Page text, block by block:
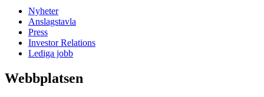
Nyheter
Anslagstavla
Press
Investor Relations
Lediga jobb
Webbplatsen